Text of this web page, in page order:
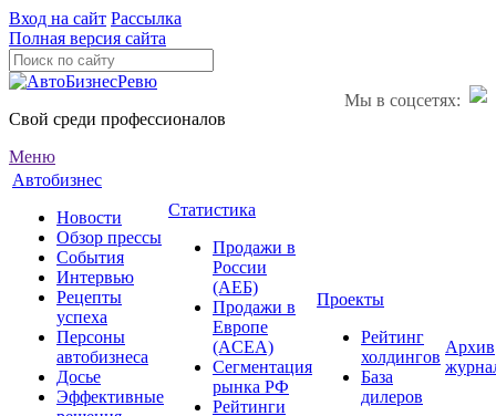
Вход на сайт Рассылка
Полная версия сайта
Мы в соцсетях:
Свой среди профессионалов
Меню
Автобизнес
Новости
Обзор прессы
События
Интервью
Рецепты
успеха
Персоны
автобизнеса
Досье
Эффективные
Статистика
Продажи в
России
(АЕБ)
Продажи в
Европе
(ACEA)
Сегментация
рынка РФ
Рейтинги
Проекты
Рейтинг
холдингов
База
дилеров
Архив